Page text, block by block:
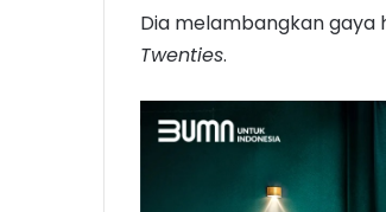
Dia melambangkan
Twenties.